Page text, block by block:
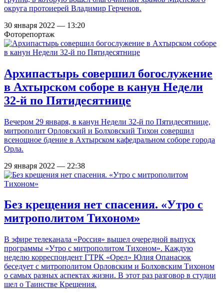
округа протоиерей Владимир Герченов.
30 января 2022 — 13:20
Фоторепортаж
Архипастырь совершил богослужение
в Ахтырском соборе в канун Недели
32-й по Пятидесятнице
Вечером 29 января, в канун Недели 32-й по Пятидесятнице,
митрополит Орловский и Болховский Тихон совершил
всенощное бдение в Ахтырском кафедральном соборе города
Орла.
29 января 2022 — 22:38
Без крещения нет спасения. «Утро с
митрополитом Тихоном»
В эфире телеканала «Россия» вышел очередной выпуск
программы «Утро с митрополитом Тихоном». Каждую
неделю корреспондент ГТРК «Орел» Юлия Опанасюк
беседует с митрополитом Орловским и Болховским Тихоном
о самых разных аспектах жизни. В этот раз разговор в студии
шел о Таинстве Крещения.